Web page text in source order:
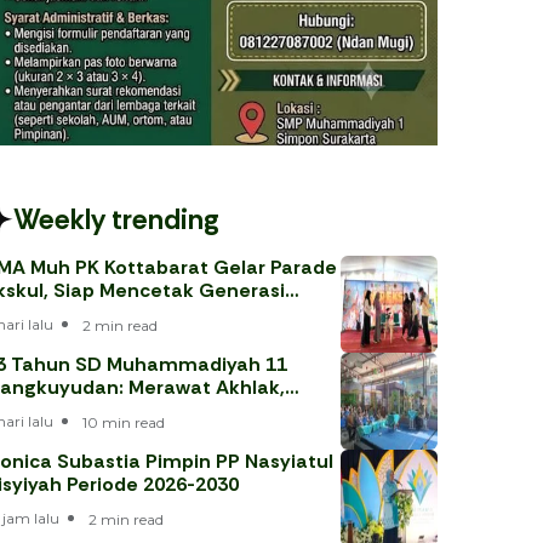
Weekly trending
Muh PK Kottabarat Gelar Parade
Siap Mencetak Generasi
lalu 2 min read
Tahun SD Muhammadiyah 11
Merawat Akhlak,
lalu 10 min read
Subastia Pimpin PP Nasyiatul
Periode 2026-2030
jam lalu 2 min read